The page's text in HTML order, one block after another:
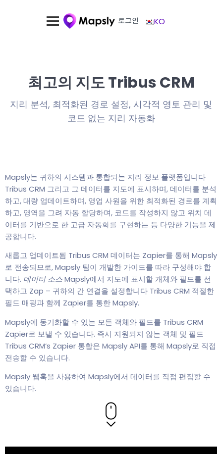
로그인 KO
최고의 지도 Tribus CRM
지리 분석, 최적화된 경로 설정, 시각적 영토 관리 및
코드 없는 지리 자동화
Mapsly는 귀하의 시스템과 통합되는 지리 정보 플랫폼입니다
Tribus CRM 그리고 그 데이터를 지도에 표시하며, 데이터를 분석
하고, 대량 업데이트하며, 영업 사원을 위한 최적화된 경로를 계획
하고, 영역을 그려 자동 할당하며, 코드를 작성하지 않고 위치 데
이터를 기반으로 한 고급 자동화를 구현하는 등 다양한 기능을 제
공합니다.
새롭고 업데이트됨 Tribus CRM 데이터는 Zapier를 통해 Mapsly
로 전송되므로, Mapsly 팀이 개발한 가이드를 따라 구성해야 합
니다. 데이터 소스Mapsly에서 지도에 표시할 개체와 필드를 선
택하고 Zap – 귀하의 간 연결을 설정합니다 Tribus CRM 적절한
필드 매핑과 함께 Zapier를 통한 Mapsly.
Mapsly에 동기화할 수 있는 모든 객체와 필드를 Tribus CRM
Zapier로 보낼 수 있습니다. 즉시 지원되지 않는 객체 및 필드
Tribus CRM‘s Zapier 통합은 Mapsly API를 통해 Mapsly로 직접
전송할 수 있습니다.
Mapsly 웹훅을 사용하여 Mapsly에서 데이터를 직접 편집할 수
있습니다.